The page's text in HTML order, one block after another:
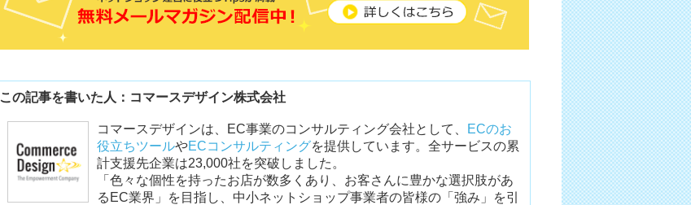
この記事を書いた人：コマースデザイン株式会社
コマースデザインは、EC事業のコンサルティング会社として、
ECのお
役立ちツールやECコンサルティングを提供しています。全サービスの累
計支援先企業は23,000社を突破しました。
「色々な個性を持ったお店が数多くあり、お客さんに豊かな選択肢があ
るEC業界」を目指し、中小ネットショップ事業者の皆様の「強み」を引